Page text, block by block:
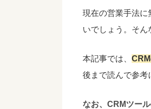
現在の営業手法に
いでしょう。そ
本記事では、
後まで読んで参考
なお、CRMツー